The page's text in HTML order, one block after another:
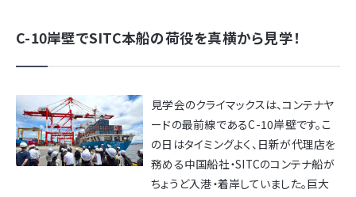
C-10岸壁でSITC本船の荷役を真横から見学！
見学会のクライマックスは、コンテナヤ
ードの最前線であるC-10岸壁です。こ
の日はタイミングよく、日新が代理店を
務める中国船社・SITCのコンテナ船が
ちょうど入港・着岸していました。巨大